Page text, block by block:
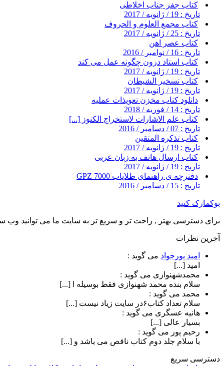
کتاب جفر جناب اخلاطی
تاریخ : 19 / ژانویه / 2017
کتاب مجمع العلوم و الحروف
تاریخ : 25 / ژانویه / 2017
کتاب عصر اهن
تاریخ : 16 / نوامبر / 2016
کتاب استاد درون چگونه عمل می کند
تاریخ : 19 / ژانویه / 2017
کتاب تسخیر الشیطان
تاریخ : 19 / ژانویه / 2017
دانلود کتاب مخزن تعویذات عملیه
تاریخ : 14 / فوریه / 2018
کتاب علم الاشارات لاستخراج الكنوز [...]
تاریخ : 07 / دسامبر / 2016
کتاب تذکره المتقین
تاریخ : 19 / ژانویه / 2017
کتاب ارسال هاتف به زبان عربی
تاریخ : 19 / ژانویه / 2017
دفترچه ی راهنمای طلایاب 7000 GPZ
تاریخ : 15 / دسامبر / 2016
بوکمارک کنید
برای دسترسی بهتر , راحت تر و سریع تر به سایت ما می توانید وب
آخرین نظرات
امید پورجواد می گوید :
امید [...]
محمدشهنوازی می گوید :
سلام بنده محمد شهنوازی فقط بوسیله ا [...]
محمد می گوید :
سلام تعداد کتاب۶در سایت زیاد نیست [...]
هانیه عسگری می گوید :
بسیار عالی [...]
رحیم پور می گوید :
با سلام جلد دوم کتاب ناقص می باشد و [...]
دسترسی سریع